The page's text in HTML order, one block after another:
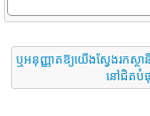
ឬអនុញ្ញាតឱ្យយើងស្វែងរក
នៅជិតបំ